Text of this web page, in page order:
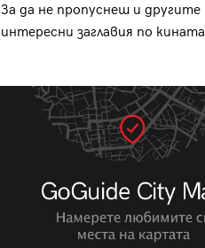
За да не пропуснеш и другите
интересни заглавия по кината